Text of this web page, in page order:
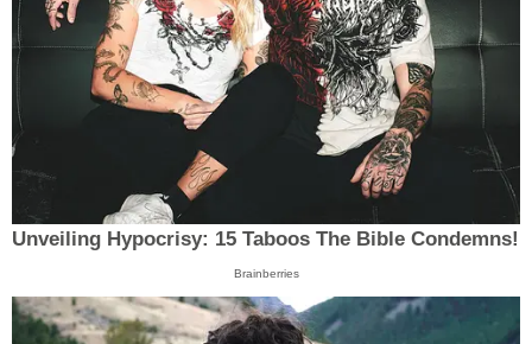
Unveiling Hypocrisy: 15 Taboos The Bible Condemns!
Brainberries